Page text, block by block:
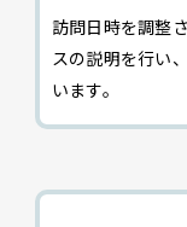
訪問日時を調整
スの説明を行い
います。